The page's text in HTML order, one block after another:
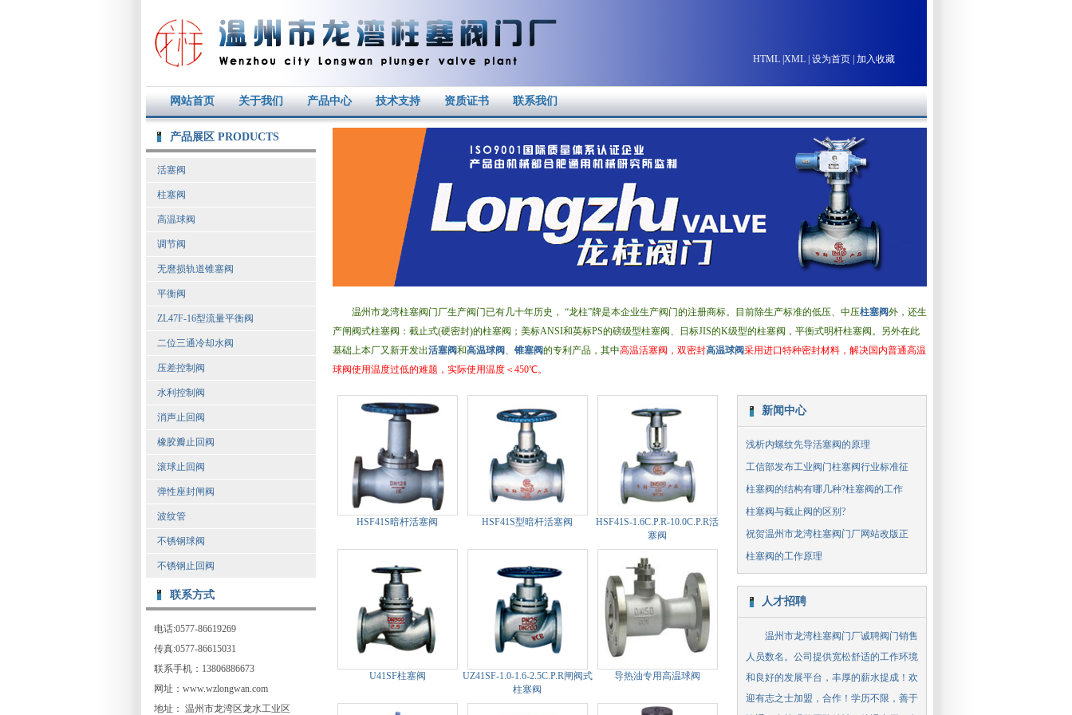
HTML| XML| 设为首页| 加入收藏
网站首页 关于我们 产品中心 技术支持 资质证书 联系我们
产品展区 PRODUCTS
活塞阀
柱塞阀
高温球阀
调节阀
无麿损轨道锥塞阀
平衡阀
ZL47F-16型流量平衡阀
二位三通冷却水阀
压差控制阀
水利控制阀
消声止回阀
橡胶瓣止回阀
滚球止回阀
弹性座封闸阀
波纹管
不锈钢球阀
不锈钢止回阀
联系方式
电话:0577-86619269
传真:0577-86615031
联系手机：13806886673
网址：www.wzlongwan.com
地址： 温州市龙湾区龙水工业区
温州市龙湾柱塞阀门厂生产阀门已有几十年历史， “龙柱”牌是本企业生产阀门的注册商标。目前除生产标准的低压、中压柱塞阀外，还生
产闸阀式柱塞阀：截止式(硬密封)的柱塞阀；美标ANSI和英标PS的磅级型柱塞阀、日标JIS的K级型的柱塞阀，平衡式明杆柱塞阀。另外在此
基础上本厂又新开发出活塞阀和高温球阀 、 锥塞阀的专利产品，其中高温活塞阀，双密封高温球阀采用进口特种密封材料，解决国内普通高温
球阀使用温度过低的难题，实际使用温度＜450℃。
HSF41S暗杆活塞阀 HSF41S型暗杆活塞阀
HSF41S-1.6C.P.R-10.0C.P.R活
塞阀
U41SF柱塞阀
UZ41SF-1.0-1.6-2.5C.P.R闸阀式
柱塞阀
导热油专用高温球阀
新闻中心
浅析内螺纹先导活塞阀的原理
工信部发布工业阀门柱塞阀行业标准征
柱塞阀的结构有哪几种?柱塞阀的工作
柱塞阀与截止阀的区别?
祝贺温州市龙湾柱塞阀门厂网站改版正
柱塞阀的工作原理
人才招聘
温州市龙湾柱塞阀门厂诚聘阀门销售
人员数名。公司提供宽松舒适的工作环境
和良好的发展平台，丰厚的薪水提成！欢
迎有志之士加盟，合作！学历不限，善于